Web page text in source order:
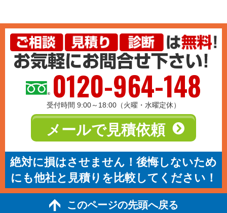
0120-964-148
受付時間 9:00～18:00（火曜・水曜定休）
メールで見積依頼
絶対に損はさせません！後悔しないため
にも他社と見積りを比較してください！
このページの先頭へ戻る